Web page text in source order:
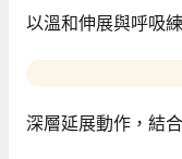
以溫和伸展與呼吸
深層延展動作，結